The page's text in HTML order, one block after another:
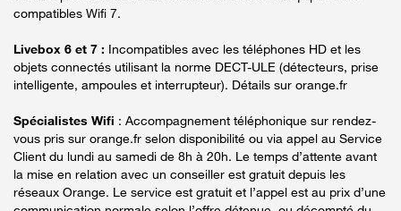
compatibles Wifi 7.
Livebox 6 et 7 : Incompatibles avec les téléphones HD et les
objets connectés utilisant la norme DECT-ULE (détecteurs, prise
intelligente, ampoules et interrupteur). Détails sur orange.fr
Spécialistes Wifi : Accompagnement téléphonique sur rendez-
vous pris sur orange.fr selon disponibilité ou via appel au Service
Client du lundi au samedi de 8h à 20h. Le temps d’attente avant
la mise en relation avec un conseiller est gratuit depuis les
réseaux Orange. Le service est gratuit et l’appel est au prix d’une